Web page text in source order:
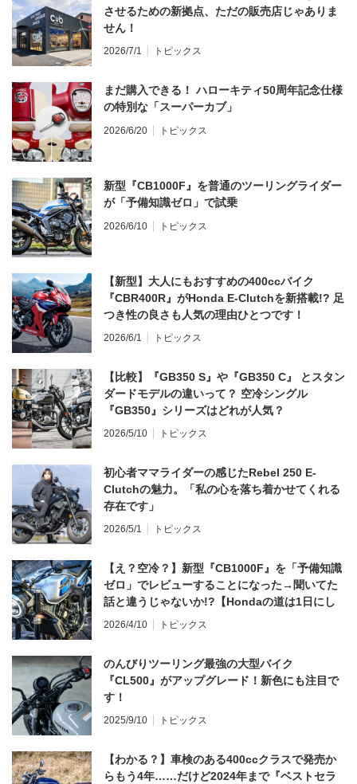
させるための新拠点、ただの販売店じゃありま
せん！
2026/7/1 トピックス
まだ購入できる！ ハローキティ50周年記念仕様
の特別な「スーパーカブ」
2026/6/20 トピックス
新型『CB1000F』を普通のツーリングライダー
が「予備知識ゼロ」で試乗
2026/6/10 トピックス
【新型】大人にもおすすめの400ccバイク
『CBR400R』がHonda E-Clutchを新搭載!? 足
つき性の良さも人気の理由ひとつです！
2026/6/1 トピックス
【比較】『GB350 S』や『GB350 C』 とスタン
ダードモデルの違いって？ 空冷シングル
『GB350』シリーズはどれが人気？
2026/5/10 トピックス
初心者ママライダーの感じたRebel 250 E-
Clutchの魅力。「私の心を落ち着かせてくれる
存在です」
2026/5/1 トピックス
【え？空冷？】新型『CB1000F』を「予備知識
ゼロ」でレビューすることになった→聞いてた
話と違うじゃないか!?【Hondaの道は1日にし
てならず／CB1000F ①第一印象 編】
2026/4/10 トピックス
のんびりツーリング最強の大型バイク
『CL500』がアップグレード！新色にも注目で
す！
2025/9/10 トピックス
【わかる？】車検のある400ccクラスで発売か
らもう4年……だけど2024年まで『ベストセラ